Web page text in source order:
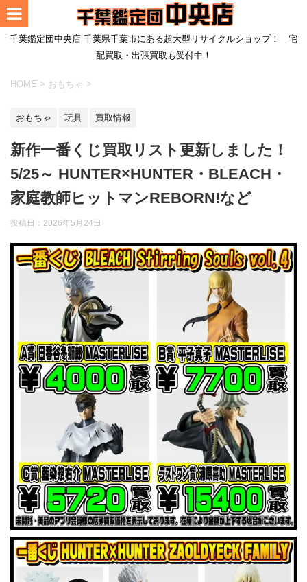
千葉鑑定団中央店 千葉県千葉市にある超大型リサイクルショップ！ 宅
配買取・出張買取も受付中！
HOME > おもちゃ >
おもちゃ 玩具 買取情報
新作一番くじ買取リスト更新しました！
5/25～ HUNTER×HUNTER・BLEACH・
家庭教師ヒットマンREBORN!など
投稿日： 2026年5月24日